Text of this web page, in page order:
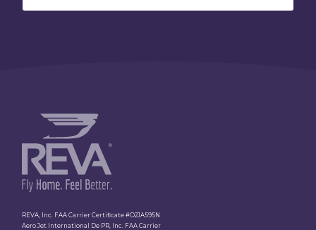
REVA, Inc. FAA Carrier Certificate #O2JA595N
Aero Jet International De PR, Inc. FAA Carrier